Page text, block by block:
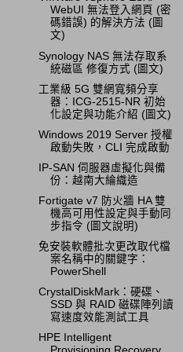
WebUI 無法登入網頁 (密
碼錯誤) 的解決方法 (圖
文)
Synology NAS 無法存取系
統磁區 修復方式 (圖文)
工業級 5G 雙網寬頻分享
器：ICG-2515-NR 初始
化設定與功能介紹 (圖文)
Windows 2019 Server 授權
啟動失敗，CLI 完成啟動
IP-SAN 伺服器虛擬化與備
份：越南大綸織造
Fortigate v7 防火牆 HA 雙
機高可用性設定與手動同
步指令 (圖文說明)
免安裝軟體批次更改取代檔
案名稱中的關鍵字：
PowerShell
CrystalDiskMark：硬碟、
SSD 與 RAID 磁碟陣列讀
寫速度效能測試工具
HPE Intelligent